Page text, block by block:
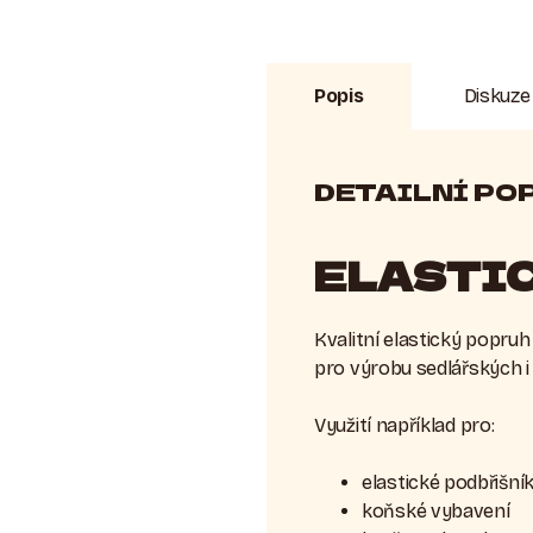
Popis Diskuze
DETAILNÍ
Kvalitní elastický
pro výrobu sedlářských
Využití například pro:
elastické
koňské vybavení